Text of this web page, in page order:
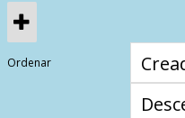
Ordenar